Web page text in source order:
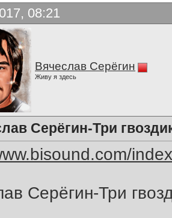
08:21
Вячеслав Серёгин
Живу я здесь
Серёгин-Три
Серёгин-Три